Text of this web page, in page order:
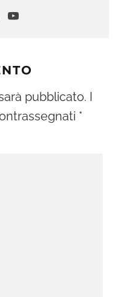
pubblicato. I
*